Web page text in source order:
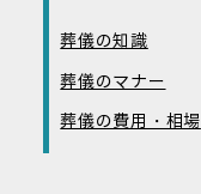
葬儀の知識
葬儀のマナー
葬儀の費用・相場